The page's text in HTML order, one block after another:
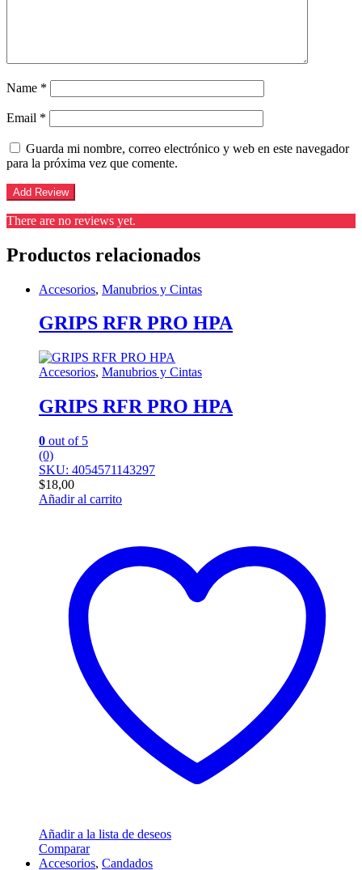
Name *
Email *
Guarda mi nombre, correo electrónico y web en este navegador
para la próxima vez que comente.
There are no reviews yet.
Productos relacionados
Accesorios, Manubrios y Cintas
GRIPS RFR PRO HPA
Accesorios, Manubrios y Cintas
GRIPS RFR PRO HPA
0 out of 5
(0)
SKU: 4054571143297
$18,00
Añadir al carrito
Añadir a la lista de deseos
Comparar
Accesorios, Candados